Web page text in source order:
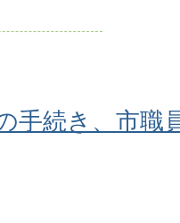
手続き、市職